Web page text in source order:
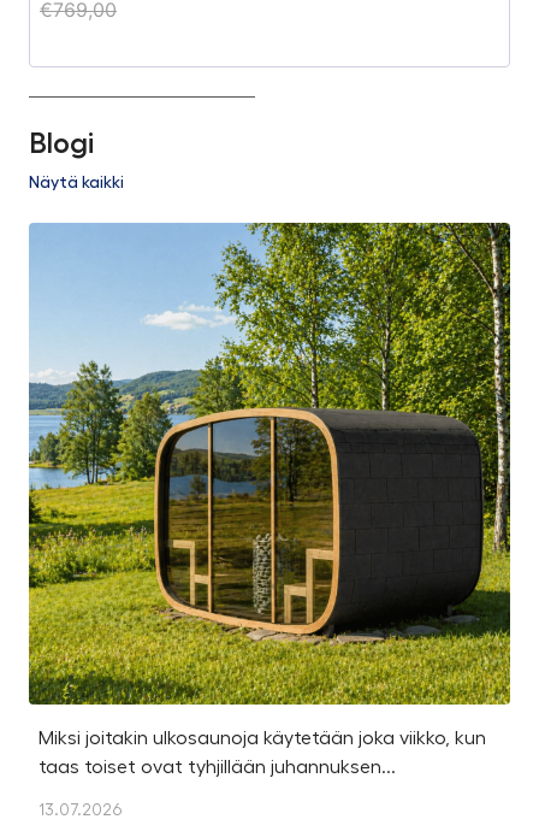
€769,00
Blogi
Näytä kaikki
Miksi joitakin ulkosaunoja käytetään joka viikko, kun
taas toiset ovat tyhjillään juhannuksen...
13.07.2026